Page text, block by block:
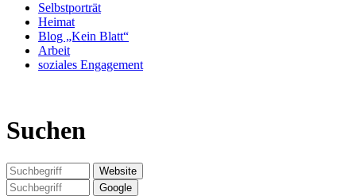
Selbstporträt
Heimat
Blog „Kein Blatt“
Arbeit
soziales Engagement
Suchen